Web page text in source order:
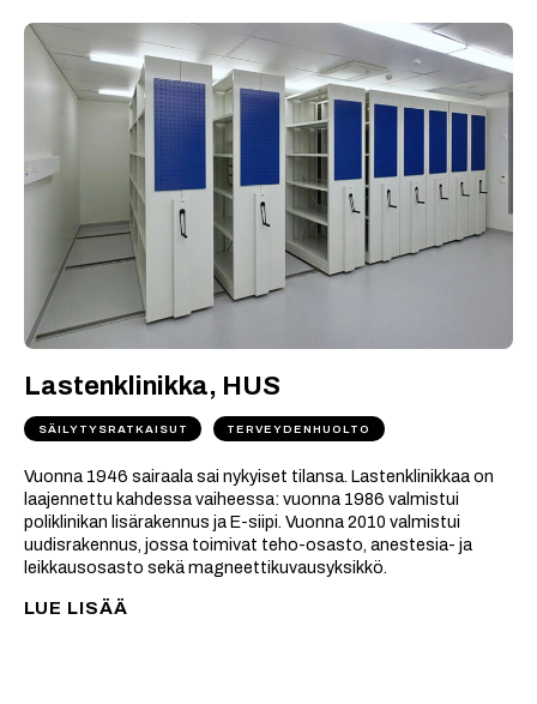
Lastenklinikka, HUS
SÄILYTYSRATKAISUT TERVEYDENHUOLTO
Vuonna 1946 sairaala sai nykyiset tilansa. Lastenklinikkaa on
laajennettu kahdessa vaiheessa: vuonna 1986 valmistui
poliklinikan lisärakennus ja E-siipi. Vuonna 2010 valmistui
uudisrakennus, jossa toimivat teho-osasto, anestesia- ja
leikkausosasto sekä magneettikuvausyksikkö.
LUE LISÄÄ